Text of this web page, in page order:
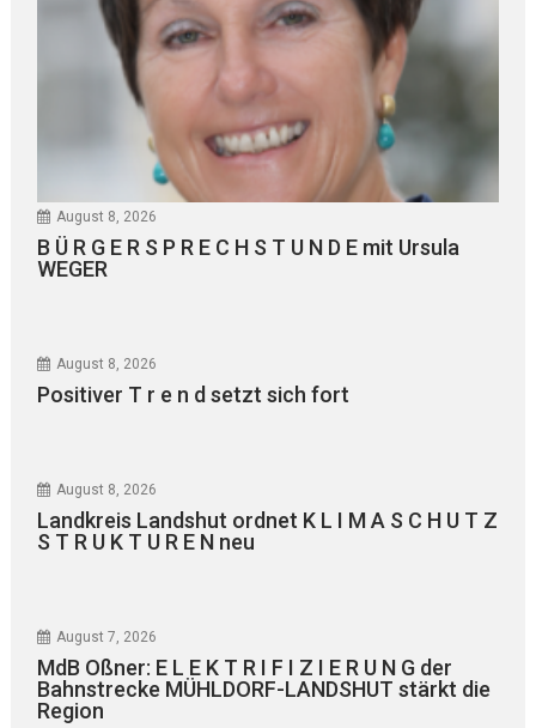
August 8, 2026
B Ü R G E R S P R E C H S T U N D E mit Ursula
WEGER
August 8, 2026
Positiver T r e n d setzt sich fort
August 8, 2026
Landkreis Landshut ordnet K L I M A S C H U T Z
S T R U K T U R E N neu
August 7, 2026
MdB Oßner: E L E K T R I F I Z I E R U N G der
Bahnstrecke MÜHLDORF-LANDSHUT stärkt die
Region